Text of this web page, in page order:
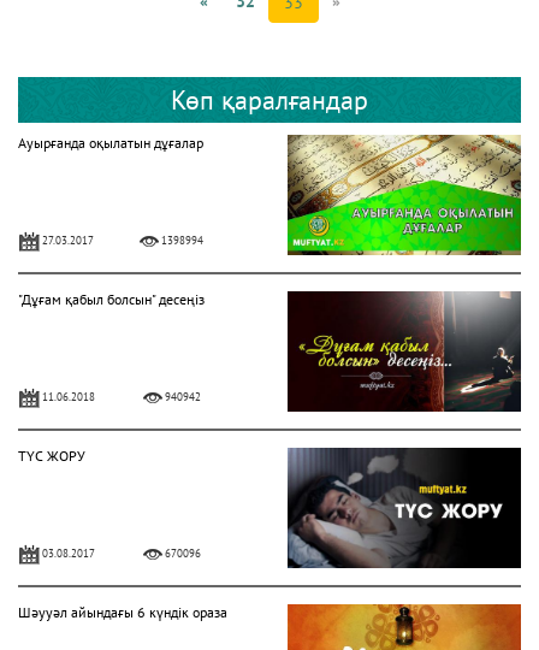
Көп қаралғандар
Ауырғанда оқылатын дұғалар
27.03.2017 1398994
"Дұғам қабыл болсын" десеңіз
11.06.2018 940942
ТҮС ЖОРУ
03.08.2017 670096
Шәууәл айындағы 6 күндік ораза